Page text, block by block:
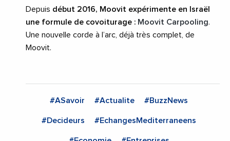
Depuis début 2016, Moovit expérimente en Israël
une formule de covoiturage : Moovit Carpooling.
Une nouvelle corde à l’arc, déjà très complet, de
Moovit.
#ASavoir #Actualite #BuzzNews
#Decideurs #EchangesMediterraneens